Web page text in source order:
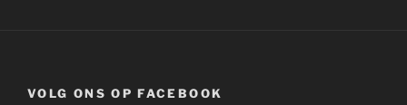
VOLG ONS OP FACEBOOK